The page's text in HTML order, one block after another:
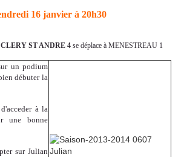
16 janvier à 20h30
ST ANDRE 4 se déplace à MENESTREAU 1
un podium
débuter la
à la
une bonne
sur Julian